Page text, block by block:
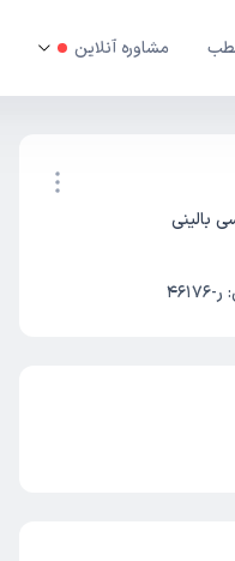
مشاوره آنلاین
بالینی
: ر-46176